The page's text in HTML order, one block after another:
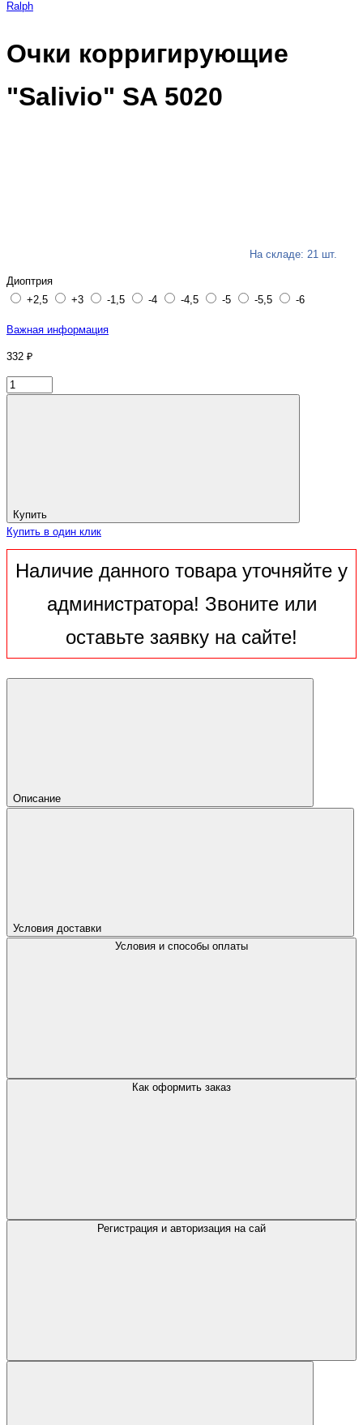
Ralph
Очки корригирующие
"Salivio" SA 5020
На складе: 21 шт.
Диоптрия
+2,5
+3 -1,5 -4 -4,5 -5 -5,5 -6
Важная информация
332 ₽
Купить
Купить в один клик
Наличие данного товара уточняйте у
администратора! Звоните или
оставьте заявку на сайте!
Описание
Условия доставки
Условия и способы оплаты
Как оформить заказ
Регистрация и авторизация на сай